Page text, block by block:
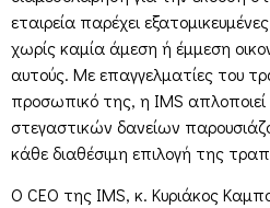
εταιρεία παρέχει
χωρίς καμία άμεση ή έμμεση
αυτούς. Με επαγγελματίες του
προσωπικό της, η IMS απλοποιεί
στεγαστικών δανείων
κάθε διαθέσιμη επιλογή της
Ο CEO της IMS, κ. Κυριάκος